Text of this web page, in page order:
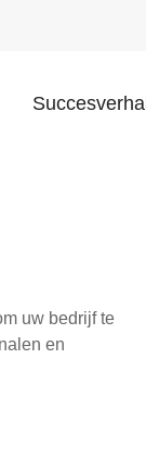
uw bedrijf te
en